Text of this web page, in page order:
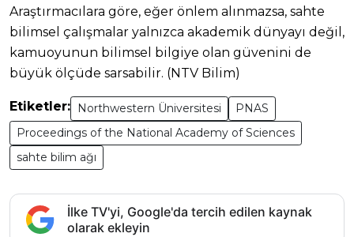
Araştırmacılara göre, eğer önlem alınmazsa, sahte
bilimsel çalışmalar yalnızca akademik dünyayı değil,
kamuoyunun bilimsel bilgiye olan güvenini de
büyük ölçüde sarsabilir. (NTV Bilim)
Etiketler: Northwestern Üniversitesi
PNAS
Proceedings of the National Academy of Sciences
sahte bilim ağı
İlke TV'yi, Google'da tercih edilen kaynak
olarak ekleyin